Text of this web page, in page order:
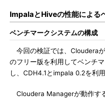
ImpalaとHiveの性能による
ベンチマークシステムの構成
今回の検証では、Cloudera
のフリー版を利用してベンチ
し、CDH4.1とimpala 0.2を利用
Cloudera Managerが動作す